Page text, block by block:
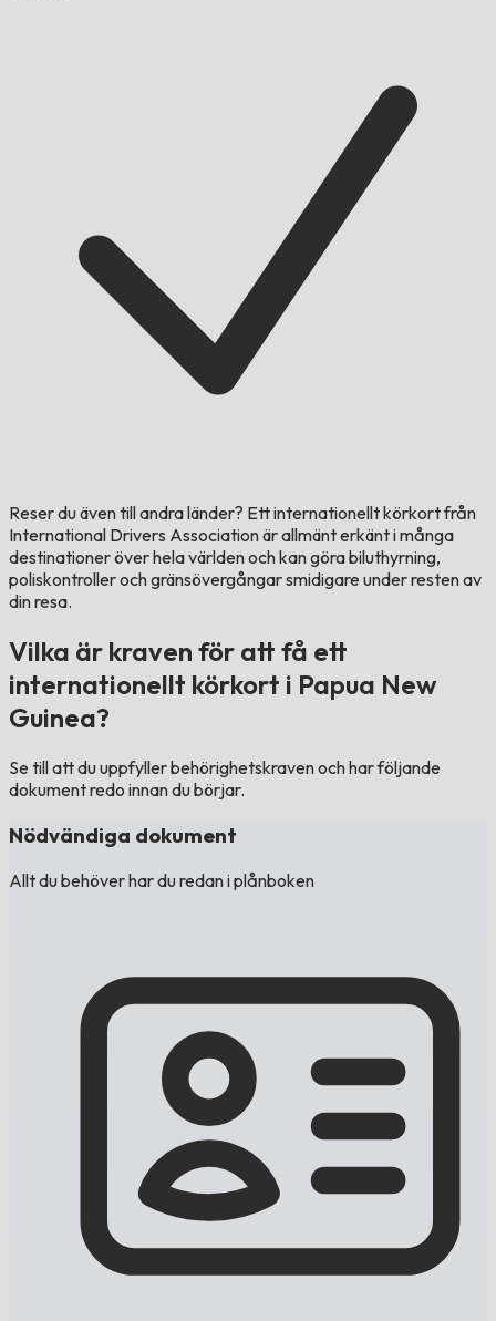
Reser du även till andra länder? Ett internationellt körkort från
International Drivers Association är allmänt erkänt i många
destinationer över hela världen och kan göra biluthyrning,
poliskontroller och gränsövergångar smidigare under resten av
din resa.
Vilka är kraven för att få ett
internationellt körkort i Papua New
Guinea?
Se till att du uppfyller behörighetskraven och har följande
dokument redo innan du börjar.
Nödvändiga dokument
Allt du behöver har du redan i plånboken